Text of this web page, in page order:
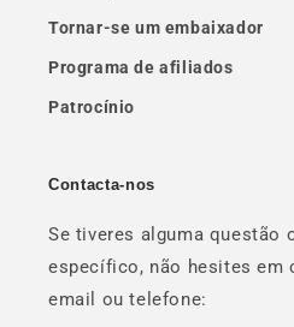
Tornar-se um embaixador
Programa de afiliados
Patrocínio
Contacta-nos
Se tiveres alguma questão
específico, não hesites em
email ou telefone: